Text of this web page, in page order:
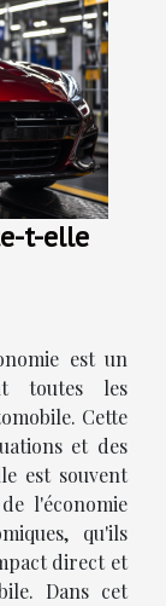
t-elle
est un
toutes les
Cette
et des
est souvent
l'économie
qu'ils
direct et
Dans cet